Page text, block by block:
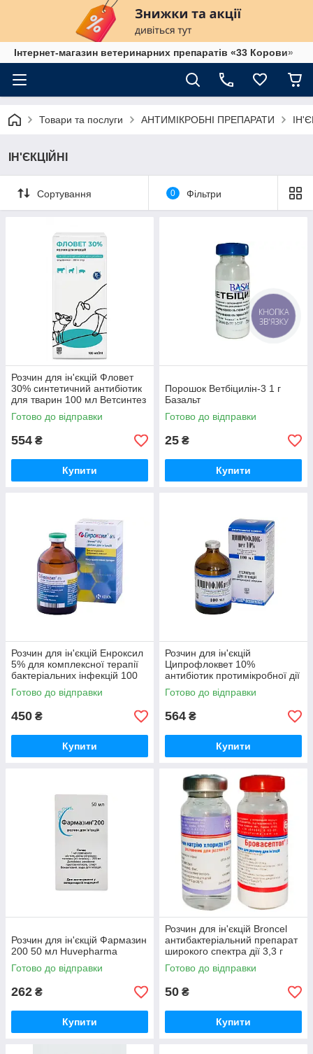
Інтернет-магазин ветеринарних препаратів «33 Корови»
Товари та послуги АНТИМІКРОБНІ ПРЕПАРАТИ
ІН'ЄКЦІЙНІ
Сортування 0 Фільтри
Розчин для ін'єкцій Фловет
30% синтетичний антибіотик
для тварин 100 мл Ветсинтез
Готово до відправки
554 ₴
Купити
Порошок Ветбіцилін-3 1 г
Базальт
Готово до відправки
25 ₴
Купити
Розчин для ін'єкцій Енроксил
5% для комплексної терапії
бактеріальних інфекцій 100
мл KRKA
Готово до відправки
450 ₴
Купити
Розчин для ін'єкцій
Ципрофлоквет 10%
антибіотик протимікробної дії
100 мл Ветсинтез
Готово до відправки
564 ₴
Купити
Розчин для ін'єкцій Фармазин
200 50 мл Huvepharma
Готово до відправки
262 ₴
Купити
Розчин для ін'єкцій Broncel
антибактеріальний препарат
широкого спектра дії 3,3 г
Бристрафарма
Готово до відправки
50 ₴
Купити
КНОПКА
ЗВ'ЯЗКУ